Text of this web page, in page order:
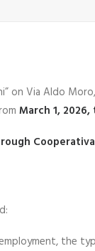
on Via Aldo
March 1,
the